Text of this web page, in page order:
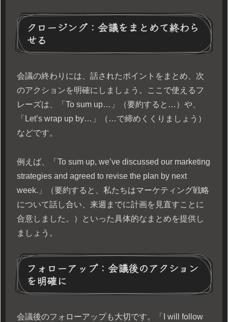
クロージング：会議をまとめて終わら
せる
会議の終わりには、話されたポイントをまとめ、次
のアクションを明確にしましょう。ここで使えるフ
レーズは、「To sum up…」（要約すると…）や、
「Let’s wrap up by…」（…で締めくくりましょう）
などです。
例えば、「To sum up, we’ve discussed our marketing
strategies and agreed to revise the plan by next
week.」（要約すると、私たちはマーケティング戦略
について話し合い、来週までに計画を見直すことに
合意しました。）といった具体的なまとめを提供し
ましょう。
フォローアップ：会議後のアクション
を明確に
会議後のフォローアップも大切です。「I will follow